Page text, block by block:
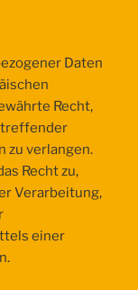
Daten
Recht,
zu verlangen.
Recht zu,
Verarbeitung,
einer